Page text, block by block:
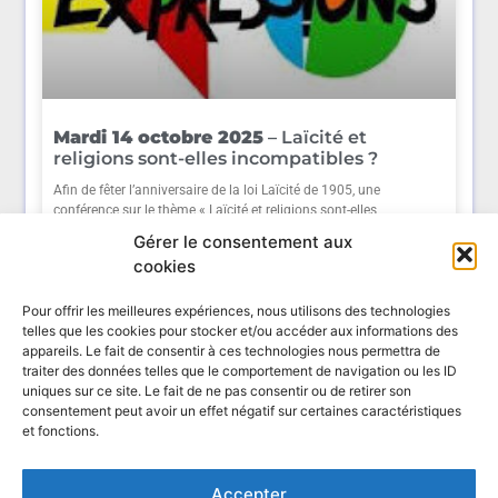
Gérer le consentement aux
cookies
Pour offrir les meilleures expériences, nous utilisons des technologies
telles que les cookies pour stocker et/ou accéder aux informations des
appareils. Le fait de consentir à ces technologies nous permettra de
traiter des données telles que le comportement de navigation ou les ID
uniques sur ce site. Le fait de ne pas consentir ou de retirer son
consentement peut avoir un effet négatif sur certaines caractéristiques
et fonctions.
Accepter
Mardi 14 octobre 2025 – Laïcité et
religions sont-elles incompatibles ?
Afin de fêter l’anniversaire de la loi Laïcité de 1905, une
conférence sur le thème « Laïcité et religions sont-elles
22 septembre 2025
Cliquez ici pour consulter tous les articles de cette
catégorie